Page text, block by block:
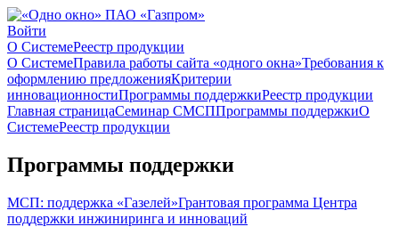
Войти
О СистемеРеестр продукции
О СистемеПравила работы сайта «одного окна»Требования к
оформлению предложенияКритерии
инновационностиПрограммы поддержкиРеестр продукции
Главная страницаСеминар СМСППрограммы поддержкиО
СистемеРеестр продукции
Программы поддержки
МСП: поддержка «Газелей»Грантовая программа Центра
поддержки инжиниринга и инноваций